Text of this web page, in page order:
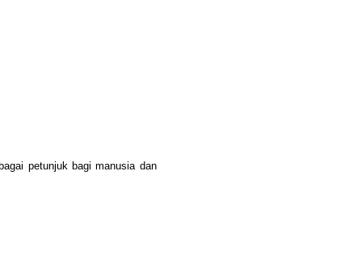
petunjuk bagi manusia dan